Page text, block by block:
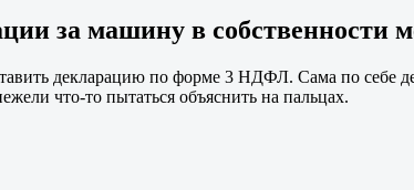
за машину в собственности
декларацию по форме 3 НДФЛ. Сама по себе
что-то пытаться объяснить на пальцах.